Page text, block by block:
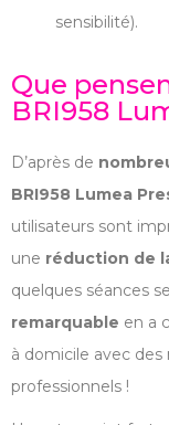
sensibilité).
Que
BRI958
D’après de
BRI958 Lumea
utilisateurs sont
une réduction de
quelques séances
remarquable en a
à domicile avec des
professionnels !